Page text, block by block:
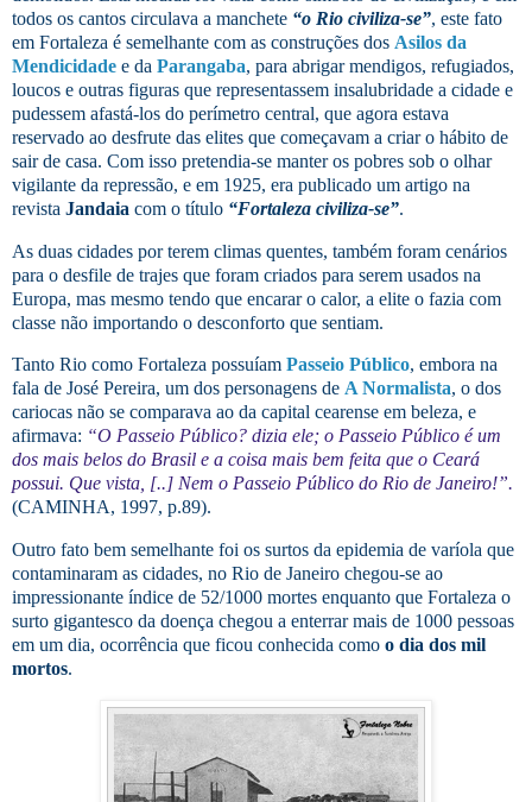
todos os cantos circulava a manchete “o Rio civiliza-se”, este fato
em Fortaleza é semelhante com as construções dos Asilos da
Mendicidade e da Parangaba, para abrigar mendigos, refugiados,
loucos e outras figuras que representassem insalubridade a cidade e
pudessem afastá-los do perímetro central, que agora estava
reservado ao desfrute das elites que começavam a criar o hábito de
sair de casa. Com isso pretendia-se manter os pobres sob o olhar
vigilante da repressão, e em 1925, era publicado um artigo na
revista Jandaia com o título “Fortaleza civiliza-se”.
As duas cidades por terem climas quentes, também foram cenários
para o desfile de trajes que foram criados para serem usados na
Europa, mas mesmo tendo que encarar o calor, a elite o fazia com
classe não importando o desconforto que sentiam.
Tanto Rio como Fortaleza possuíam Passeio Público, embora na
fala de José Pereira, um dos personagens de A Normalista, o dos
cariocas não se comparava ao da capital cearense em beleza, e
afirmava: “O Passeio Público? dizia ele; o Passeio Público é um
dos mais belos do Brasil e a coisa mais bem feita que o Ceará
possui. Que vista, [..] Nem o Passeio Público do Rio de Janeiro!”.
(CAMINHA, 1997, p.89).
Outro fato bem semelhante foi os surtos da epidemia de varíola que
contaminaram as cidades, no Rio de Janeiro chegou-se ao
impressionante índice de 52/1000 mortes enquanto que Fortaleza o
surto gigantesco da doença chegou a enterrar mais de 1000 pessoas
em um dia, ocorrência que ficou conhecida como o dia dos mil
mortos.